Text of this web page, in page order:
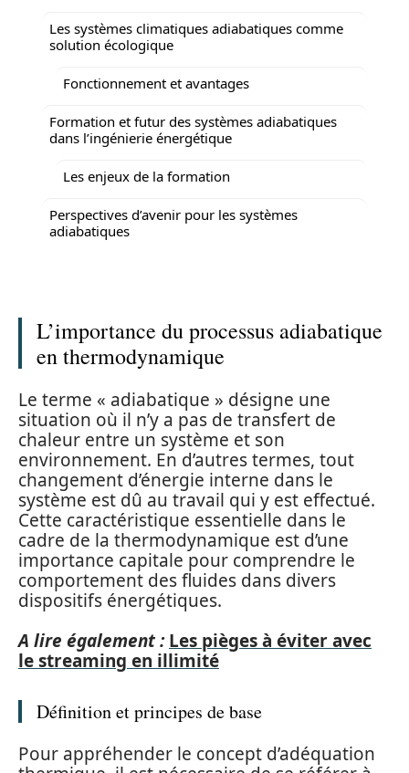
Les systèmes climatiques adiabatiques comme
solution écologique
Fonctionnement et avantages
Formation et futur des systèmes adiabatiques
dans l’ingénierie énergétique
Les enjeux de la formation
Perspectives d’avenir pour les systèmes
adiabatiques
L’importance du processus adiabatique
en thermodynamique
Le terme « adiabatique » désigne une
situation où il n’y a pas de transfert de
chaleur entre un système et son
environnement. En d’autres termes, tout
changement d’énergie interne dans le
système est dû au travail qui y est effectué.
Cette caractéristique essentielle dans le
cadre de la thermodynamique est d’une
importance capitale pour comprendre le
comportement des fluides dans divers
dispositifs énergétiques.
A lire également : Les pièges à éviter avec
le streaming en illimité
Définition et principes de base
Pour appréhender le concept d’adéquation